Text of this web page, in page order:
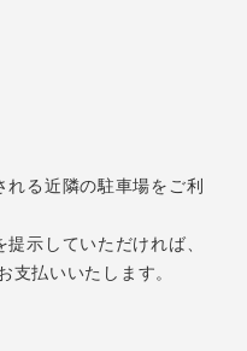
る近隣の駐車場をご利
示していただければ、
払いいたします。